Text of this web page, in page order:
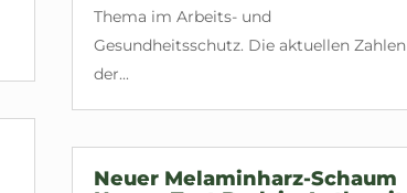
Thema im Arbeits- und
Gesundheitsschutz. Die aktuellen Zahlen
der...
Neuer Melaminharz-Schaum